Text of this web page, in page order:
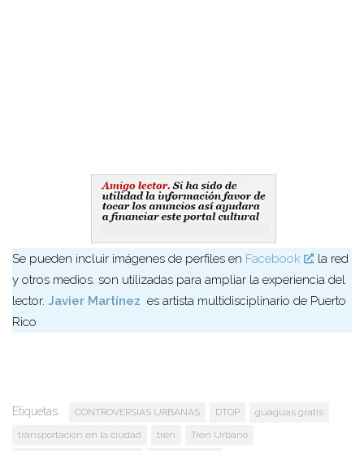
Se pueden incluir imágenes de perfiles en Facebook
, la red
y otros medios. son utilizadas para ampliar la experiencia del
lector. Javier Martínez es artista multidisciplinario de Puerto
Rico
Etiquetas: CONTROVERSIAS URBANAS DTOP
guaguas gratis
transportación en la ciudad
tren
Tren Urbano